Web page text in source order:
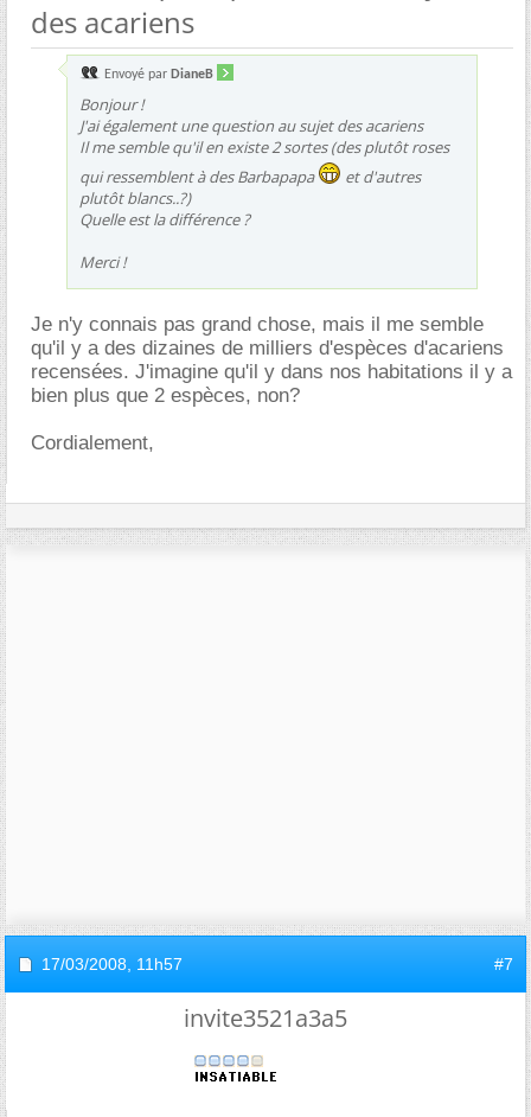
des acariens
Envoyé par DianeB
Bonjour !
J'ai également une question au sujet des acariens
Il me semble qu'il en existe 2 sortes (des plutôt roses
qui ressemblent à des Barbapapa
et d'autres
plutôt blancs..?)
Quelle est la différence ?
Merci !
Je n'y connais pas grand chose, mais il me semble
qu'il y a des dizaines de milliers d'espèces d'acariens
recensées. J'imagine qu'il y dans nos habitations il y a
bien plus que 2 espèces, non?
Cordialement,
17/03/2008, 11h57 #7
invite3521a3a5